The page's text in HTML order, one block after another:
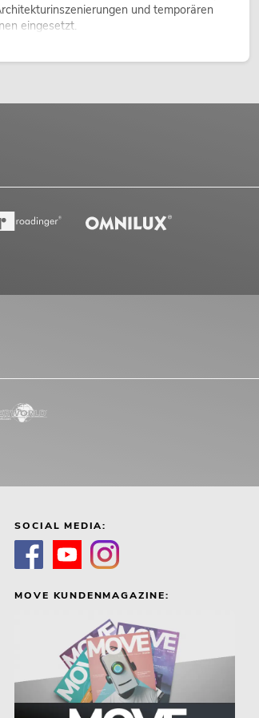
und temporären
eingesetzt.
SOCIAL MEDIA:
MOVE KUNDENMAGAZINE: